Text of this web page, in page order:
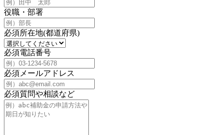
役職・部署
必須所在地(都道府県)
必須電話番号
必須 メールアドレス
必須質問や相談など